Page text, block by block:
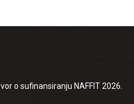
o sufinansiranju NAFFIT 2026.